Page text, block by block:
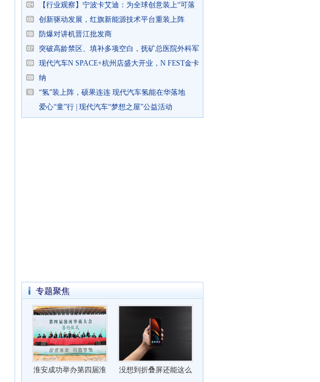
【行业观察】宁波卡艾迪：为全球创意装上“可落
创新驱动发展，红旗新能源技术平台重装上阵
防爆对讲机晋江批发商
突破高龄禁区、填补多项空白，抚矿总医院外科军
现代汽车N SPACE+杭州店盛大开业，N FEST金卡
纳
“氢”装上阵，硕果连连 现代汽车氢能在华落地
爱心“童”行 | 现代汽车“梦想之屋”公益活动
专题聚焦
淮安成功举办第四届淮 没想到折叠屏还能这么